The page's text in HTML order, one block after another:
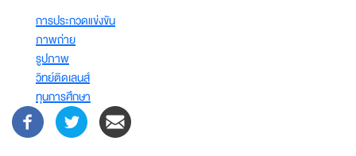
การประกวดแข่งขัน
ภาพถ่าย
รูปภาพ
วิทย์ติดเลนส์
ทุนการศึกษา